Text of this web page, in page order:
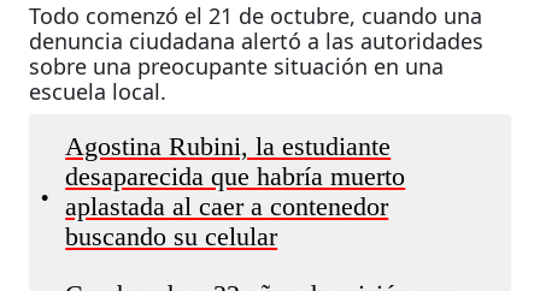
Todo comenzó el 21 de octubre, cuando una
denuncia ciudadana alertó a las autoridades
sobre una preocupante situación en una
escuela local.
•
Agostina Rubini, la estudiante
desaparecida que habría muerto
aplastada al caer a contenedor
buscando su celular